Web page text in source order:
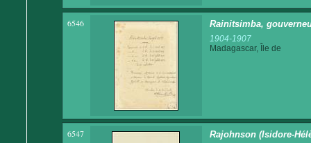
6546 Rainitsimba,
1904-1907
Madagascar, Île de
6547 Rajohnson (Isidore-